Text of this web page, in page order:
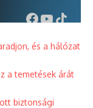
és a hálózat
a temetések árát
biztonsági